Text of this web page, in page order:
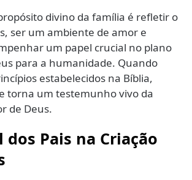
divino da família é refletir o
ser um ambiente de amor e
um papel crucial no plano
para a humanidade. Quando
estabelecidos na Bíblia,
torna um testemunho vivo da
de Deus.
dos Pais na Criação